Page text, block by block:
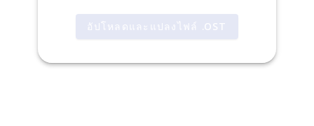
อัปโหลดและแปลงไฟล์ .OST